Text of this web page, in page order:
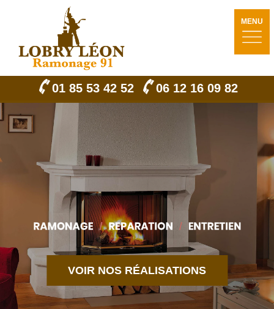
MENU
01 85 53 42 52 06 12 16 09 82
VOIR NOS RÉALISATIONS